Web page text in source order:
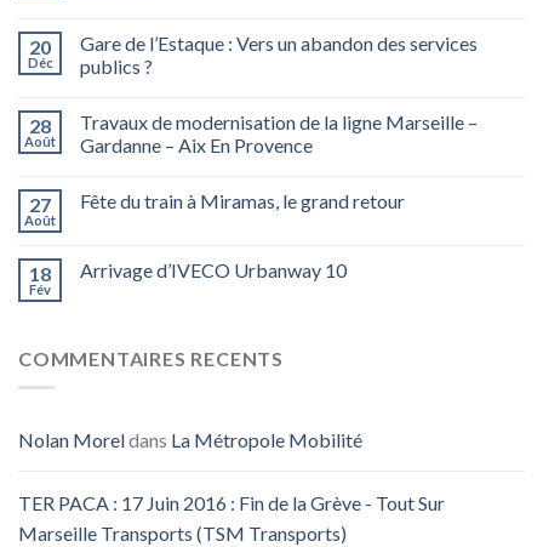
20
Déc
Gare de l’Estaque : Vers un abandon des services
publics ?
28
Août
Travaux de modernisation de la ligne Marseille –
Gardanne – Aix En Provence
27
Août
Fête du train à Miramas, le grand retour
18
Fév
Arrivage d’IVECO Urbanway 10
COMMENTAIRES RECENTS
Nolan Moreldans La Métropole Mobilité
TER PACA : 17 Juin 2016 : Fin de la Grève - Tout Sur
Marseille Transports (TSM Transports)